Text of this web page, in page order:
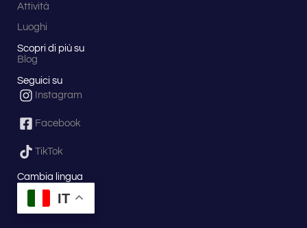
Attività
Luoghi
Scopri di più su
Blog
Seguici su
Instagram
Facebook
TikTok
Cambia lingua
IT